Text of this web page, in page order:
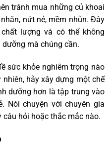
tránh mua những củ khoai
nứt nẻ, mềm nhũn. Đây
lượng và có thể không
mà chúng cần.
sức khỏe nghiêm trọng nào
hãy xây dựng một chế
dưỡng hơn là tập trung vào
Nói chuyện với chuyên gia
hỏi hoặc thắc mắc nào.